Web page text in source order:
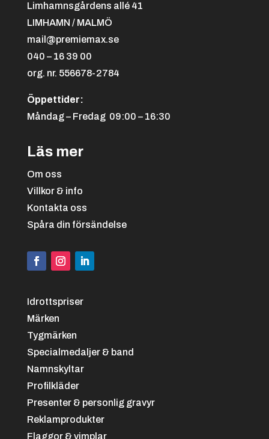
Svart/röd +4.25 kr
Limhamnsgårdens allé 41
LIMHAMN / MALMÖ
mail@premiemax.se
040 – 16 39 00
org. nr. 556678-2784
Öppettider:
Måndag – Fredag 09:00 – 16:30
Läs mer
Om oss
Villkor & info
Kontakta oss
Spåra din försändelse
Idrottspriser
Märken
Tygmärken
Specialmedaljer & band
Namnskyltar
Profilkläder
Presenter & personlig gravyr
Reklamprodukter
Flaggor & vimplar